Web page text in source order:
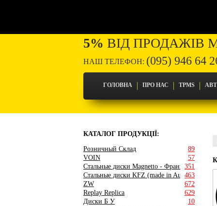
5% ВІД ПРОДАЖІВ
НАШ ТЕЛЕФОН: (095) 946 64
ГОЛОВНА ПРО НАС TPMS
КАТАЛОГ ПРОДУКЦІЇ:
Розничный Склад
89
VOIN
57
Стальные диски Magnetto - Франция351
Стальные диски KFZ (made in Austria)
463
ZW
672
Replay Replica
629
Диски Б У
10